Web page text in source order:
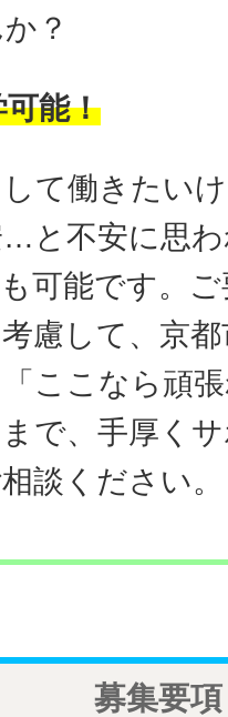
？
能！
て働きたい
と不安に思
可能です。
慮して、京
ここなら頑
で、手厚く
談ください。
募集要項